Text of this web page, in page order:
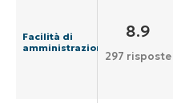
Facilità di
amministrazione
8.9
297 risposte